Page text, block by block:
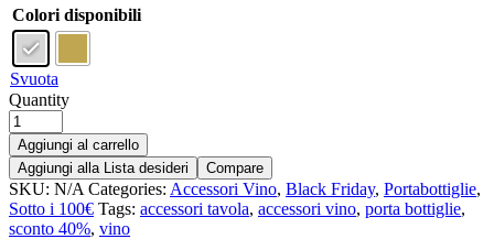
Colori disponibili
Svuota
Quantity
Aggiungi al carrello
Aggiungi alla Lista desideri
Compare
SKU: N/A Categories: Accessori Vino, Black Friday, Portabottiglie,
Sotto i 100€ Tags: accessori tavola, accessori vino, porta bottiglie,
sconto 40%, vino